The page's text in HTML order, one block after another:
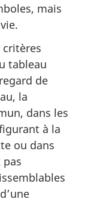
mais
tableau
de
la
dans les
à la
ou dans
pas